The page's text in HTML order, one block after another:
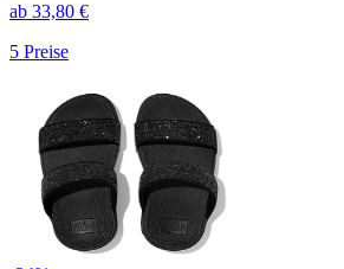
ab 33,80 €
5 Preise